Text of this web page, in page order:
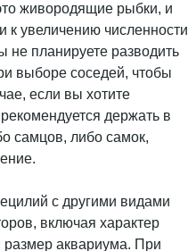
живородящие рыбки, и
к увеличению численности
не планируете разводить
выборе соседей, чтобы
если вы хотите
держать в
самцов, либо самок,
с другими видами
включая характер
размер аквариума. При